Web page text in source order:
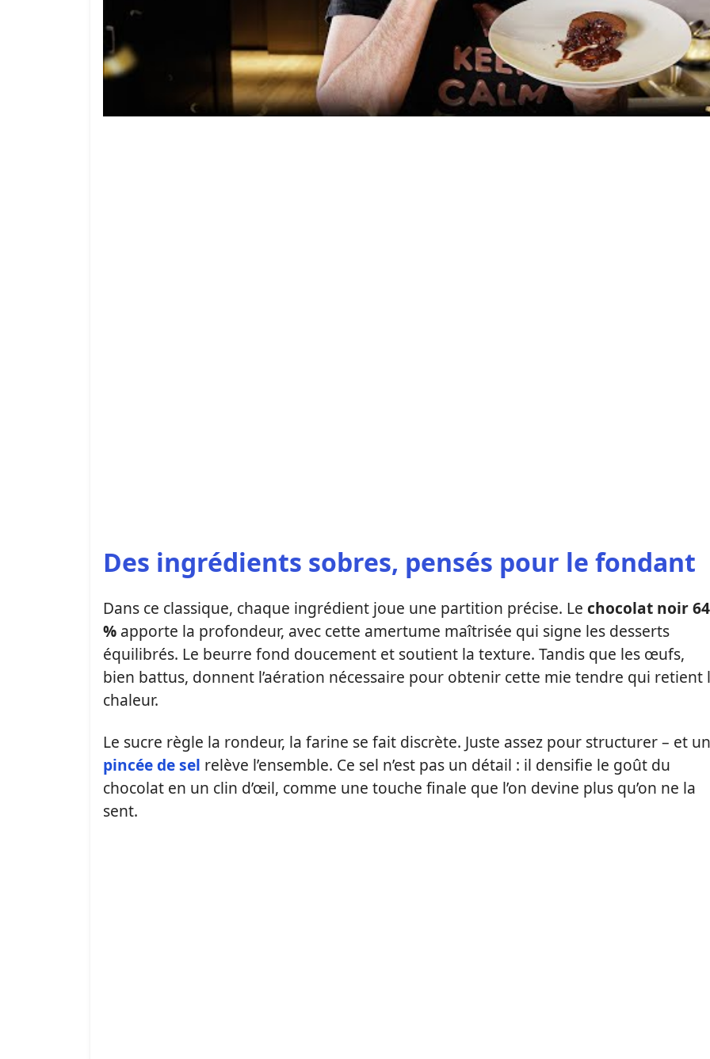
Des ingrédients sobres, pensés pour le fondant
Dans ce classique, chaque ingrédient joue une partition précise. Le chocolat noir 64
% apporte la profondeur, avec cette amertume maîtrisée qui signe les desserts
équilibrés. Le beurre fond doucement et soutient la texture. Tandis que les œufs,
bien battus, donnent l’aération nécessaire pour obtenir cette mie tendre qui retient
chaleur.
Le sucre règle la rondeur, la farine se fait discrète. Juste assez pour structurer – et
pincée de sel relève l’ensemble. Ce sel n’est pas un détail : il densifie le goût du
chocolat en un clin d’œil, comme une touche finale que l’on devine plus qu’on ne la
sent.